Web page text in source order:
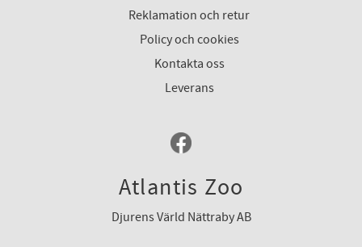
Reklamation och retur
Policy och cookies
Kontakta oss
Leverans
Atlantis Zoo
Djurens Värld Nättraby AB